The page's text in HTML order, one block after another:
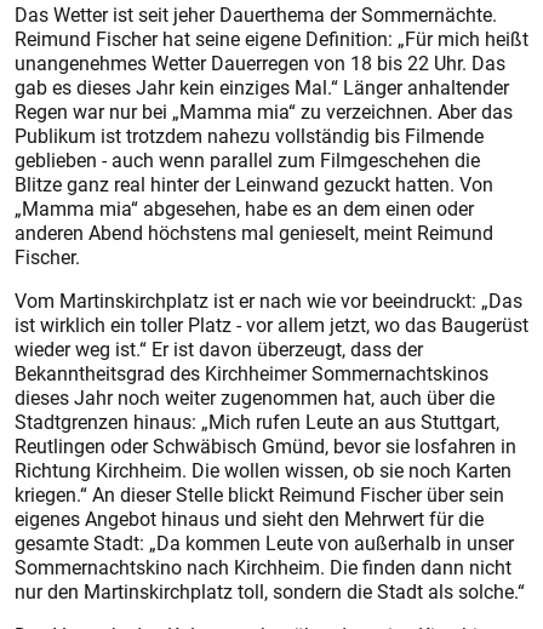
Das Wetter ist seit jeher Dauerthema der Sommernächte.
Reimund Fischer hat seine eigene Definition: „Für mich heißt
unangenehmes Wetter Dauerregen von 18 bis 22 Uhr. Das
gab es dieses Jahr kein einziges Mal.“ Länger anhaltender
Regen war nur bei „Mamma mia“ zu verzeichnen. Aber das
Publikum ist trotzdem nahezu vollständig bis Filmende
geblieben - auch wenn parallel zum Filmgeschehen die
Blitze ganz real hinter der Leinwand gezuckt hatten. Von
„Mamma mia“ abgesehen, habe es an dem einen oder
anderen Abend höchstens mal genieselt, meint Reimund
Fischer.
Vom Martinskirchplatz ist er nach wie vor beeindruckt: „Das
ist wirklich ein toller Platz - vor allem jetzt, wo das Baugerüst
wieder weg ist.“ Er ist davon überzeugt, dass der
Bekanntheitsgrad des Kirchheimer Sommernachtskinos
dieses Jahr noch weiter zugenommen hat, auch über die
Stadtgrenzen hinaus: „Mich rufen Leute an aus Stuttgart,
Reutlingen oder Schwäbisch Gmünd, bevor sie losfahren in
Richtung Kirchheim. Die wollen wissen, ob sie noch Karten
kriegen.“ An dieser Stelle blickt Reimund Fischer über sein
eigenes Angebot hinaus und sieht den Mehrwert für die
gesamte Stadt: „Da kommen Leute von außerhalb in unser
Sommernachtskino nach Kirchheim. Die finden dann nicht
nur den Martinskirchplatz toll, sondern die Stadt als solche.“